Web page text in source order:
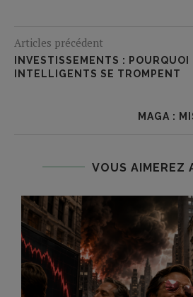
Articles précédent
INVESTISSEMENTS : POURQUOI
INTELLIGENTS SE TROMPENT
MAGA :
VOUS AIMEREZ